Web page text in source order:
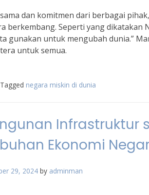
dan komitmen dari berbagai
berkembang. Seperti yang dikatakan
gunakan untuk mengubah dunia.”
untuk semua.
Tagged negara miskin di dunia
Infrastruktur
Ekonomi
29, 2024 by adminman